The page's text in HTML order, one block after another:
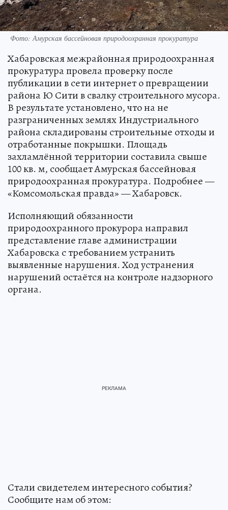
Фото: Амурская бассейновая природоохранная прокуратура
Хабаровская межрайонная природоохранная
прокуратура провела проверку после
публикации в сети интернет о превращении
района Ю Сити в свалку строительного мусора.
В результате установлено, что на не
разграниченных землях Индустриального
района складированы строительные отходы и
отработанные покрышки. Площадь
захламлённой территории составила свыше
100 кв. м, сообщает Амурская бассейновая
природоохранная прокуратура. Подробнее —
«Комсомольская правда» — Хабаровск.
Исполняющий обязанности
природоохранного прокурора направил
представление главе администрации
Хабаровска с требованием устранить
выявленные нарушения. Ход устранения
нарушений остаётся на контроле надзорного
органа.
Стали свидетелем интересного события?
Сообщите нам об этом: